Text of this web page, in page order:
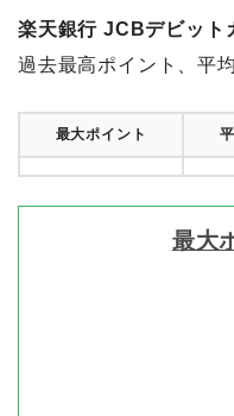
楽天銀行 JCBデビット
過去最高ポイント、平
最大ポイント
最大